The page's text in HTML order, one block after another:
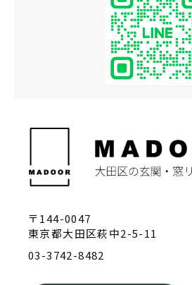
〒144-0047
東京都大田区萩中2-5-11
03-3742-8482